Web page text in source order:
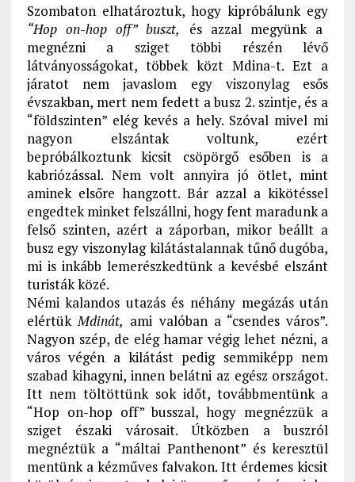
Szombaton elhatároztuk, hogy kipróbálunk egy
“Hop on-hop off” buszt, és azzal megyünk a
megnézni a sziget többi részén lévő
látványosságokat, többek közt Mdina-t. Ezt a
járatot nem javaslom egy viszonylag esős
évszakban, mert nem fedett a busz 2. szintje, és a
“földszinten” elég kevés a hely. Szóval mivel mi
nagyon elszántak voltunk, ezért
bepróbálkoztunk kicsit csöpörgő esőben is a
kabriózással. Nem volt annyira jó ötlet, mint
aminek elsőre hangzott. Bár azzal a kikötéssel
engedtek minket felszállni, hogy fent maradunk a
felső szinten, azért a záporban, mikor beállt a
busz egy viszonylag kilátástalannak tűnő dugóba,
mi is inkább lemerészkedtünk a kevésbé elszánt
turisták közé.
Némi kalandos utazás és néhány megázás után
elértükMdinát, ami valóban a “csendes város”.
Nagyon szép, de elég hamar végig lehet nézni, a
város végén a kilátást pedig semmiképp nem
szabad kihagyni, innen belátni az egész országot.
Itt nem töltöttünk sok időt, továbbmentünk a
“Hop on-hop off” busszal, hogy megnézzük a
sziget északi városait. Útközben a buszról
megnéztük a “máltai Panthenont” és keresztül
mentünk a kézműves falvakon. Itt érdemes kicsit